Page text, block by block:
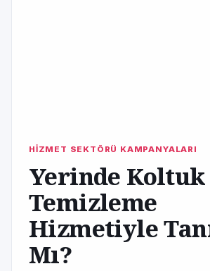
HİZMET SEKTÖRÜ KAMPANYALARI
Yerinde Koltuk
Temizleme
Hizmetiyle
Mı?